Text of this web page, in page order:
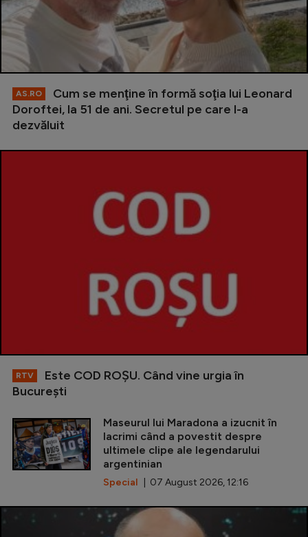
AS.RO
Cum se menţine în formă soţia lui Leonard
Doroftei, la 51 de ani. Secretul pe care l-a
dezvăluit
RTV
Este COD ROŞU. Când vine urgia în
Bucureşti
Maseurul lui Maradona a izucnit în
lacrimi când a povestit despre
ultimele clipe ale legendarului
argentinian
Special | 07 August 2026, 12:16